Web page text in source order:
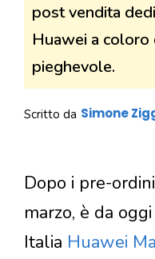
post vendita
Huawei a
pieghevole.
Scritto da Simone
Dopo i pre-
marzo, è da
Italia Huawei